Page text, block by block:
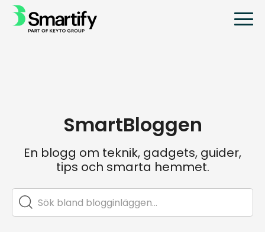
SmartBloggen
En blogg om teknik, gadgets, guider,
tips och smarta hemmet.